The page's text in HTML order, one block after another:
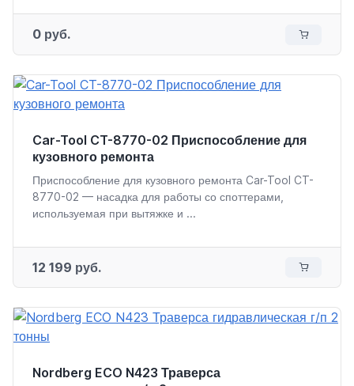
0 руб.
Car-Tool CT-8770-02 Приспособление для
кузовного ремонта
Приспособление для кузовного ремонта Car-Tool CT-
8770-02 — насадка для работы со споттерами,
используемая при вытяжке и ...
12 199 руб.
Nordberg ECO N423 Траверса